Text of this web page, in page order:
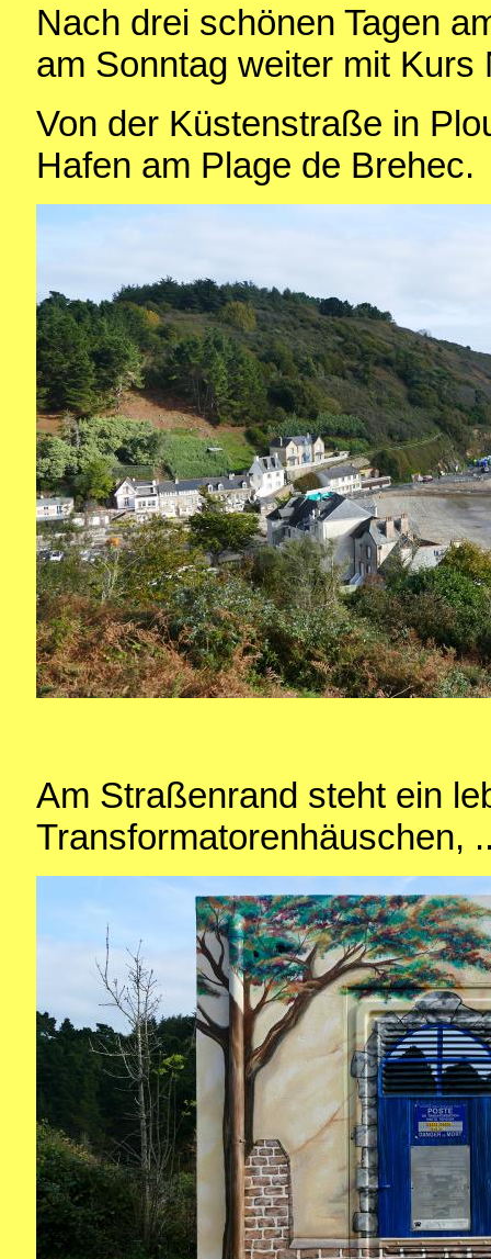
Nach drei schönen Tagen
am Sonntag weiter mit Kurs
Von der Küstenstraße in
Hafen am Plage de Brehec.
Am Straßenrand steht ein
Transformatorenhäuschen,